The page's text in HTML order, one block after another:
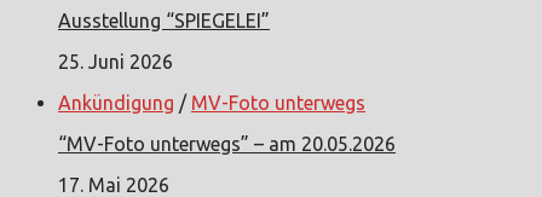
Ausstellung “SPIEGELEI”
25. Juni 2026
Ankündigung / MV-Foto unterwegs
“MV-Foto unterwegs” – am 20.05.2026
17. Mai 2026